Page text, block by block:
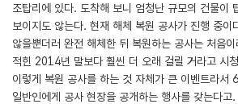
조탑리에 있다. 도착해 보니 엄청난 규모의 건물이
보이지도 않는다. 현재 해체 복원 공사가 진행 중이
않을뿐더러 완전 해체한 뒤 복원하는 공사는 처음
적힌 2014년 말보다 훨씬 더 오래 걸릴 거라고 시
이렇게 복원 공사를 하는 것 자체가 큰 이벤트라서
일반인에게 공사 현장을 공개하는 행사를 갖는다고.